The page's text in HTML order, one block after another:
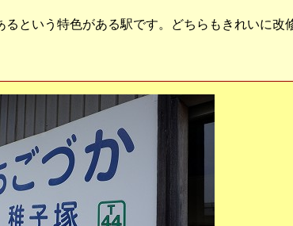
という特色がある駅です。どちらもきれいに改